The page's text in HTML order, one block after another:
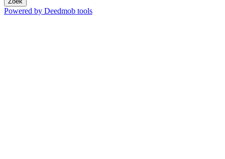
Powered by Deedmob tools